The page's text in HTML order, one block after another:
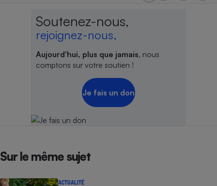
Soutenez-nous,
rejoignez-nous,
Aujourd'hui, plus que jamais, nous
comptons sur votre soutien !
Je fais un don
Sur le même sujet
ACTUALITÉ